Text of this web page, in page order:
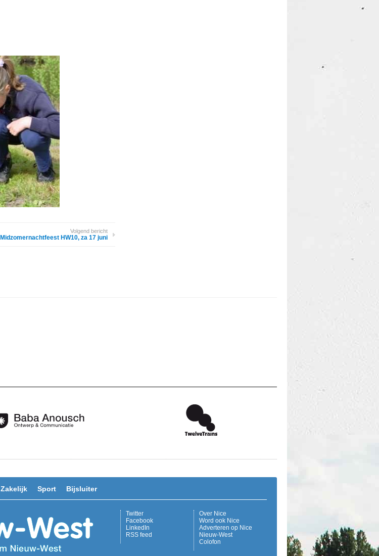
Volgend bericht
Midzomernachtfeest HW10, za 17 juni
Zakelijk Sport Bijsluiter
Over Nice
Word ook Nice
Adverteren op Nice
Nieuw-West
Colofon
Twitter
Facebook
LinkedIn
RSS feed